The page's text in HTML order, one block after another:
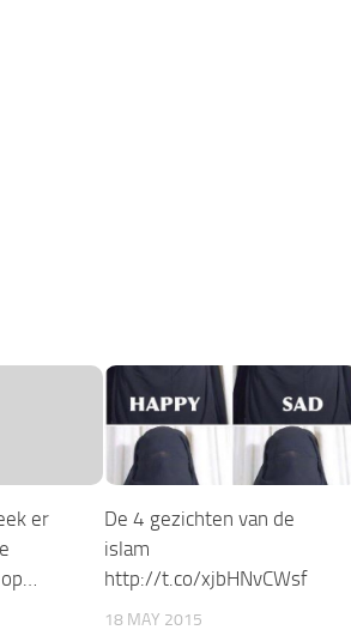
er
De 4 gezichten van de
islam
http://t.co/xjbHNvCWsf
18 MAY 2015